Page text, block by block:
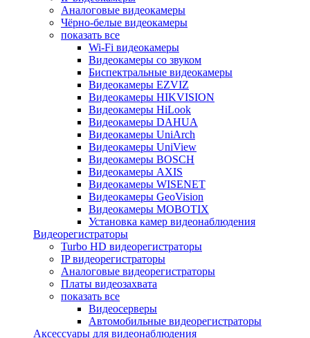
Аналоговые видеокамеры
Чёрно-белые видеокамеры
показать все
Wi-Fi видеокамеры
Видеокамеры со звуком
Биспектральные видеокамеры
Видеокамеры EZVIZ
Видеокамеры HIKVISION
Видеокамеры HiLook
Видеокамеры DAHUA
Видеокамеры UniArch
Видеокамеры UniView
Видеокамеры BOSCH
Видеокамеры AXIS
Видеокамеры WISENET
Видеокамеры GeoVision
Видеокамеры MOBOTIX
Установка камер видеонаблюдения
Видеорегистраторы
Turbo HD видеорегистраторы
IP видеорегистраторы
Аналоговые видеорегистраторы
Платы видеозахвата
показать все
Видеосерверы
Автомобильные видеорегистраторы
Аксессуары для видеонаблюдения